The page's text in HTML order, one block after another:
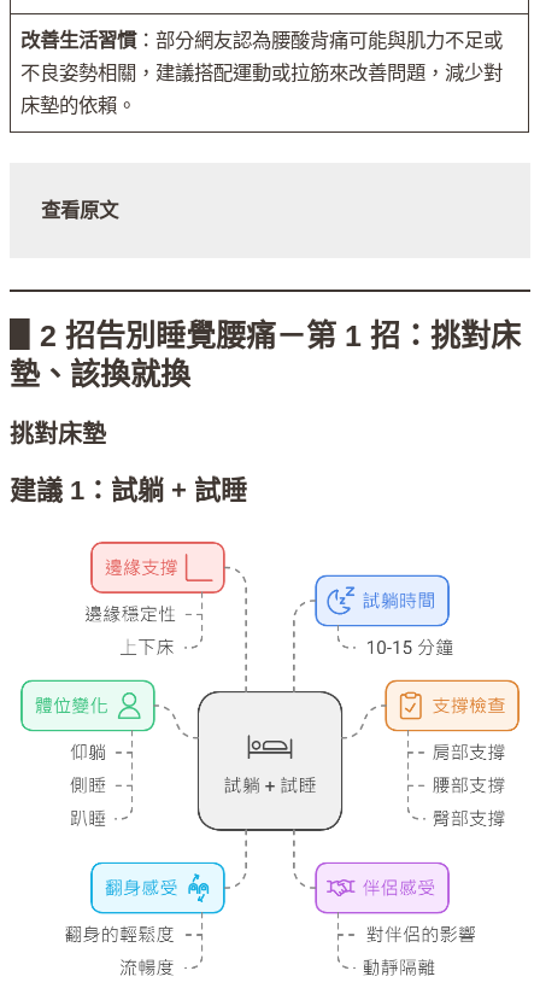
改善生活習慣：部分網友認為腰酸背痛可能與肌力不足或
不良姿勢相關，建議搭配運動或拉筋來改善問題，減少對
床墊的依賴。
查看原文
▋2 招告別睡覺腰痛－第 1 招：挑對床
墊、該換就換
挑對床墊
建議 1：試躺 + 試睡